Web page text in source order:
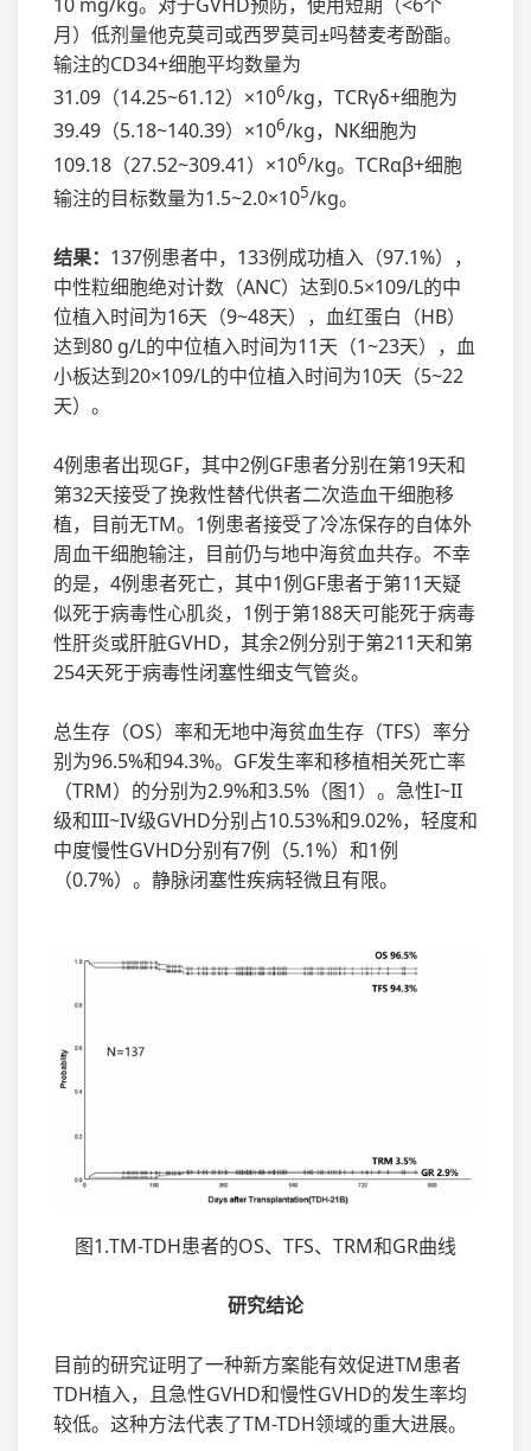
月）低剂量他克莫司或西罗莫司±吗替麦考酚酯。
输注的CD34+细胞平均数量为
31.09（14.25~61.12）×106/kg，TCRγδ+细胞为
39.49（5.18~140.39）×106/kg，NK细胞为
109.18（27.52~309.41）×106/kg。TCRαβ+细胞
输注的目标数量为1.5~2.0×105/kg。
结果： 137例患者中，133例成功植入（97.1%），
中性粒细胞绝对计数（ANC）达到0.5×109/L的中
位植入时间为16天（9~48天），血红蛋白（HB）
达到80 g/L的中位植入时间为11天（1~23天），血
小板达到20×109/L的中位植入时间为10天（5~22
天）。
4例患者出现GF，其中2例GF患者分别在第19天和
第32天接受了挽救性替代供者二次造血干细胞移
植，目前无TM。1例患者接受了冷冻保存的自体外
周血干细胞输注，目前仍与地中海贫血共存。不幸
的是，4例患者死亡，其中1例GF患者于第11天疑
似死于病毒性心肌炎，1例于第188天可能死于病毒
性肝炎或肝脏GVHD，其余2例分别于第211天和第
254天死于病毒性闭塞性细支气管炎。
总生存（OS）率和无地中海贫血生存（TFS）率分
别为96.5%和94.3%。GF发生率和移植相关死亡率
（TRM）的分别为2.9%和3.5%（图1）。急性I~II
级和III~IV级GVHD分别占10.53%和9.02%，轻度和
中度慢性GVHD分别有7例（5.1%）和1例
（0.7%）。静脉闭塞性疾病轻微且有限。
图1.TM-TDH患者的OS、TFS、TRM和GR曲线
研究结论
目前的研究证明了一种新方案能有效促进TM患者
TDH植入，且急性GVHD和慢性GVHD的发生率均
较低。这种方法代表了TM-TDH领域的重大进展。